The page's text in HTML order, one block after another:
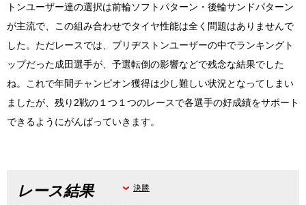
トンユーザー達の選択は前輪ソフトパターン・後輪サンドパターン
が主流で、この組み合わせでタイヤ性能は全く問題はありませんで
した。ただレースでは、ブリヂストンユーザーの中でランキングト
ップだった成田選手が、予選転倒の影響などで残念な結果でした
ね。これで年間チャンピオン獲得は少し難しい状況となってしまい
ましたが、残り2戦の１つ１つのレースで各選手の好成績をサポート
できるようにがんばっていきます。
レース結果 決勝